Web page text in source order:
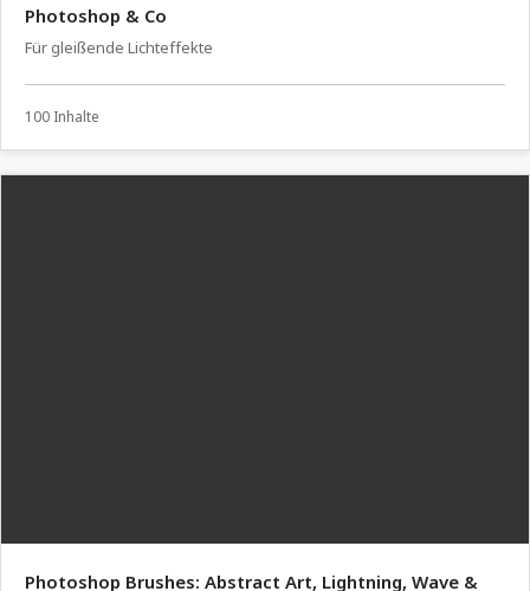
Photoshop & Co
Für gleißende Lichteffekte
100 Inhalte
Photoshop Brushes: Abstract Art, Lightning, Wave &